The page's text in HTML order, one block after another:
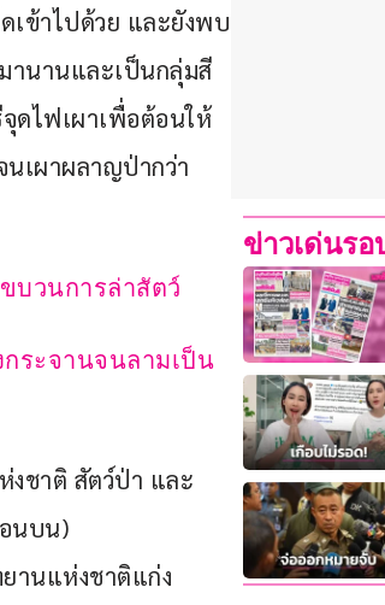
เข้าไปด้วย และยังพบ
านานและเป็นกลุ่มสี
จุดไฟเผาเพื่อต้อนให้
นเผาผลาญป่ากว่า
บวนการล่าสัตว์
ระจานจนลามเป็น
งชาติ สัตว์ป่า และ
นบน)
านแห่งชาติแก่ง
ข่าวเด่นรอ